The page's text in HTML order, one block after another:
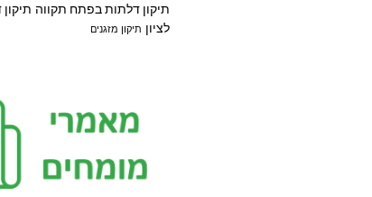
תיקון דלתות בפתח תקווה
לציון תיקון מזגנים